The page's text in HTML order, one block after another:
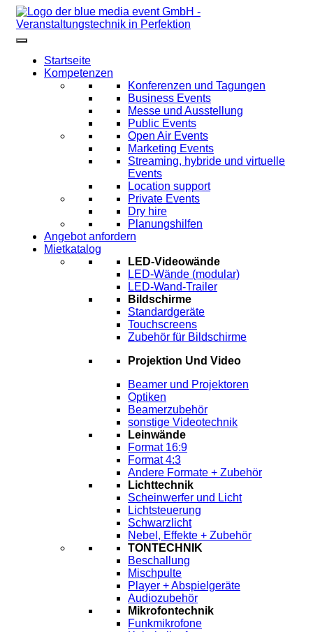
Startseite
Kompetenzen
Konferenzen und Tagungen
Business Events
Messe und Ausstellung
Public Events
Open Air Events
Marketing Events
Streaming, hybride und virtuelle
Events
Location support
Private Events
Dry hire
Planungshilfen
Angebot anfordern
Mietkatalog
LED-Videowände
LED-Wände (modular)
LED-Wand-Trailer
Bildschirme
Standardgeräte
Touchscreens
Zubehör für Bildschirme
Projektion Und Video
Beamer und Projektoren
Optiken
Beamerzubehör
sonstige Videotechnik
Leinwände
Format 16:9
Format 4:3
Andere Formate + Zubehör
Lichttechnik
Scheinwerfer und Licht
Lichtsteuerung
Schwarzlicht
Nebel, Effekte + Zubehör
TONTECHNIK
Beschallung
Mischpulte
Player + Abspielgeräte
Audiozubehör
Mikrofontechnik
Funkmikrofone